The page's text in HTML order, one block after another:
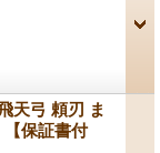
天弓 頼刃 ま
【保証書付